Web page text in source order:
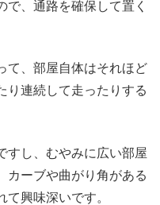
で、通路を確保して置く
て、部屋自体はそれほど
り連続して走ったりする
すし、むやみに広い部屋
カーブや曲がり角がある
興味深いです。